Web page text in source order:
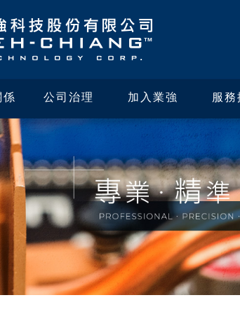
係 公司治理 加入業強 服務